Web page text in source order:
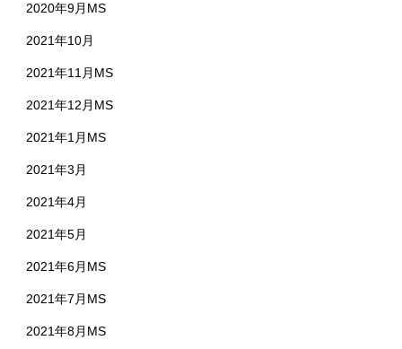
2020年9月MS
2021年10月
2021年11月MS
2021年12月MS
2021年1月MS
2021年3月
2021年4月
2021年5月
2021年6月MS
2021年7月MS
2021年8月MS